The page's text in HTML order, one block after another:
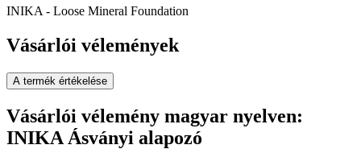
INIKA - Loose Mineral Foundation
Vásárlói vélemények
A termék értékelése
Vásárlói vélemény magyar nyelven:
INIKA Ásványi alapozó